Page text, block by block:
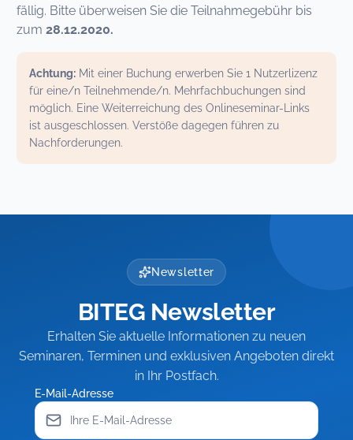
fällig. Bitte überweisen Sie die Teilnahmegebühr bis
zum 28.12.2020.
Achtung: Mit einer Buchung erwerben Sie 1 Nutzerlizenz
für eine/n Teilnehmende/n. Mehrfachbuchungen sind
möglich. Eine Weiterreichung des Onlineseminar-Links
ist ausgeschlossen. Verstöße dagegen führen zu
Nachforderungen.
Newsletter
BITEG Newsletter
Erhalten Sie aktuelle Informationen zu neuen
Seminaren, Terminen und exklusiven Angeboten direkt
in Ihr Postfach.
E-Mail-Adresse